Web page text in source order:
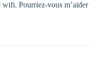
Pourriez-vous m’aider